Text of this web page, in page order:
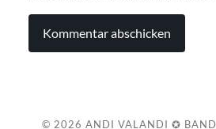
© 2026 ANDI VALANDI ✪ BAND